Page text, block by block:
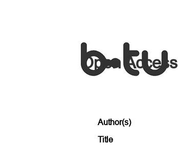
Open Access
Author(s)
Title